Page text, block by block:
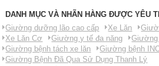
DANH MỤC VÀ NHÃN HÀNG ĐƯỢC YÊU
Giường dưỡng lão cao cấp
Xe Lăn
Xe Lăn Cơ
Giường y tế đa năng
Giường
Giường bệnh tách xe lăn
Giường bệnh
Giường Bệnh Đã Qua Sử Dụng Thanh Lý